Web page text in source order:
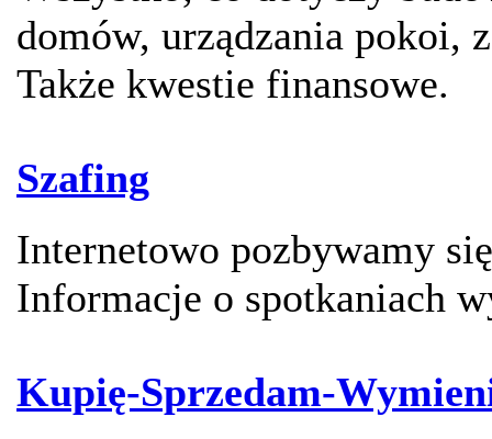
domów, urządzania pokoi,
Także kwestie finansowe.
Szafing
Internetowo pozbywamy
Informacje o spotkaniach
Kupię-Sprzedam-